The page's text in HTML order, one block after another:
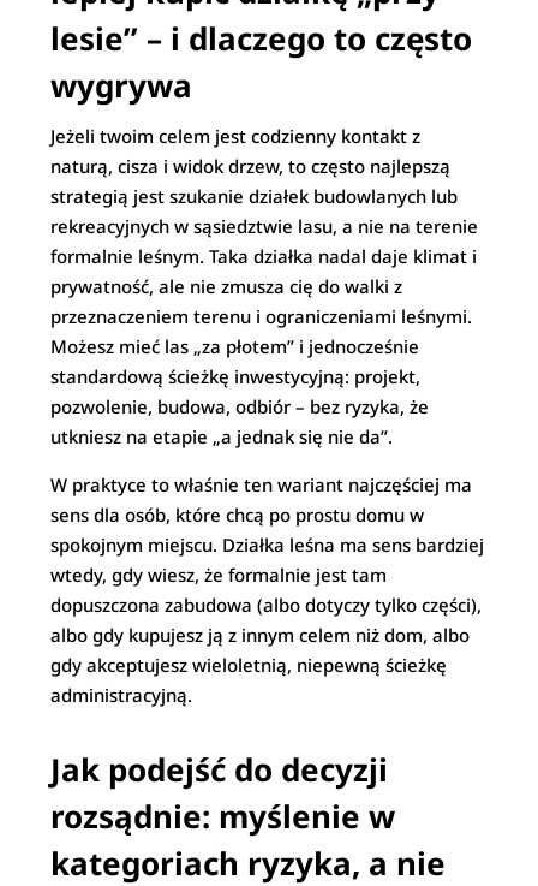
lesie” – i dlaczego to często
wygrywa
Jeżeli twoim celem jest codzienny kontakt z
naturą, cisza i widok drzew, to często najlepszą
strategią jest szukanie działek budowlanych lub
rekreacyjnych w sąsiedztwie lasu, a nie na terenie
formalnie leśnym. Taka działka nadal daje klimat i
prywatność, ale nie zmusza cię do walki z
przeznaczeniem terenu i ograniczeniami leśnymi.
Możesz mieć las „za płotem” i jednocześnie
standardową ścieżkę inwestycyjną: projekt,
pozwolenie, budowa, odbiór – bez ryzyka, że
utkniesz na etapie „a jednak się nie da”.
W praktyce to właśnie ten wariant najczęściej ma
sens dla osób, które chcą po prostu domu w
spokojnym miejscu. Działka leśna ma sens bardziej
wtedy, gdy wiesz, że formalnie jest tam
dopuszczona zabudowa (albo dotyczy tylko części),
albo gdy kupujesz ją z innym celem niż dom, albo
gdy akceptujesz wieloletnią, niepewną ścieżkę
administracyjną.
Jak podejść do decyzji
rozsądnie: myślenie w
kategoriach ryzyka, a nie